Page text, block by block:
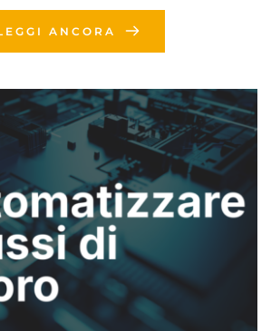
ANCORA